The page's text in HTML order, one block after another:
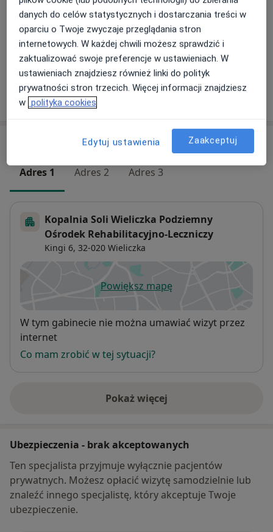
Usługi i ceny
Konsultacja fizjoterapeutyczna
Szczegóły
W jaki sposób ustalane są ceny?
Adres 1 Adres 2 Adres 3
Kopalnia Soli Wieliczka Podziemny
Ośrodek Rehabilitacyjno-Leczniczy
Kingi 6, 32-020 Wieliczka
Powiększ mapęotwiera się w nowej karcie
Dostępność
W tym gabinecie nie można umawiać wizyt przez
internet
Co mam zrobić w tej sytuacji?
Pokaż więcej
o adresie
Ubezpieczenia - brak akceptowanych
Ten specjalista przyjmuje wyłącznie pacjentów
prywatnych. Możesz opłacić wizytę samodzielnie lub
znaleźć innego specjalistę, który akceptuje Twoje
ubezpieczenie.
danych do celów statystycznych i dostarczania treści w
oparciu o Twoje zwyczaje przeglądania stron
internetowych. W każdej chwili możesz sprawdzić i
zaktualizować swoje preferencje w ustawieniach. W
ustawieniach znajdziesz również linki do polityk
prywatności stron trzecich. Więcej informacji znajdziesz
w polityka cookies
Edytuj ustawienia Zaakceptuj